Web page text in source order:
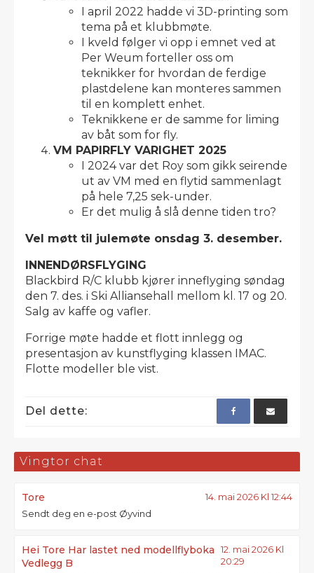
I april 2022 hadde vi 3D-printing som
tema på et klubbmøte.
I kveld følger vi opp i emnet ved at
Per Weum forteller oss om
teknikker for hvordan de ferdige
plastdelene kan monteres sammen
til en komplett enhet.
Teknikkene er de samme for liming
av båt som for fly.
VM PAPIRFLY VARIGHET 2025
I 2024 var det Roy som gikk seirende
ut av VM med en flytid sammenlagt
på hele 7,25 sek-under.
Er det mulig å slå denne tiden tro?
Vel møtt til julemøte onsdag 3. desember.
INNENDØRSFLYGING
Blackbird R/C klubb kjører inneflyging søndag
den 7. des. i Ski Alliansehall mellom kl. 17 og 20.
Salg av kaffe og vafler.
Forrige møte hadde et flott innlegg og
presentasjon av kunstflyging klassen IMAC.
Flotte modeller ble vist.
Del dette:
Vingtor chat
Tore 14. mai 2026 Kl 12:44
Sendt deg en e-post Øyvind
Hei Tore Har lastet ned modellflyboka
Vedlegg B
12. mai 2026 Kl
20:29